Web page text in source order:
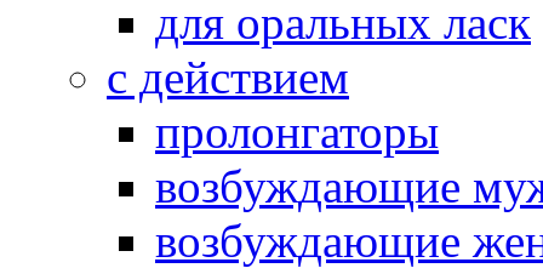
для оральных ласк
с действием
пролонгаторы
возбуждающие
возбуждающие